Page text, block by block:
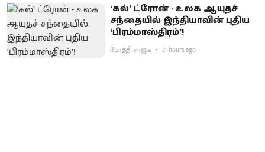
‘கல்’ ட்ரோன் - உலக ஆயுதச்
சந்தையில் இந்தியாவின் புதிய
‘பிரம்மாஸ்திரம்’!
போத்தி ராஜ்.க 21 hours ago